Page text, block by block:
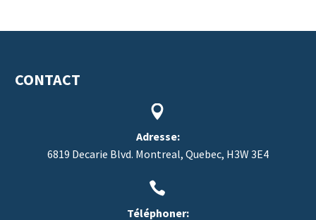
CONTACT


Adresse:
6819 Decarie Blvd. Montreal, Quebec, H3W 3E4


Téléphoner: